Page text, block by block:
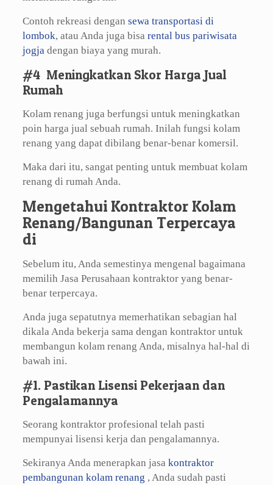
Contoh rekreasi dengan sewa transportasi di
lombok, atau Anda juga bisa rental bus pariwisata
jogjadengan biaya yang murah.
#4 Meningkatkan Skor Harga Jual
Rumah
Kolam renang juga berfungsi untuk meningkatkan
poin harga jual sebuah rumah. Inilah fungsi kolam
renang yang dapat dibilang benar-benar komersil.
Maka dari itu, sangat penting untuk membuat kolam
renang di rumah Anda.
Mengetahui Kontraktor Kolam
Renang/Bangunan Terpercaya
di
Sebelum itu, Anda semestinya mengenal bagaimana
memilih Jasa Perusahaan kontraktor yang benar-
benar terpercaya.
Anda juga sepatutnya memerhatikan sebagian hal
dikala Anda bekerja sama dengan kontraktor untuk
membangun kolam renang Anda, misalnya hal-hal di
bawah ini.
#1. Pastikan Lisensi Pekerjaan dan
Pengalamannya
Seorang kontraktor profesional telah pasti
mempunyai lisensi kerja dan pengalamannya.
Sekiranya Anda menerapkan jasa kontraktor
pembangunan kolam renang , Anda sudah pasti